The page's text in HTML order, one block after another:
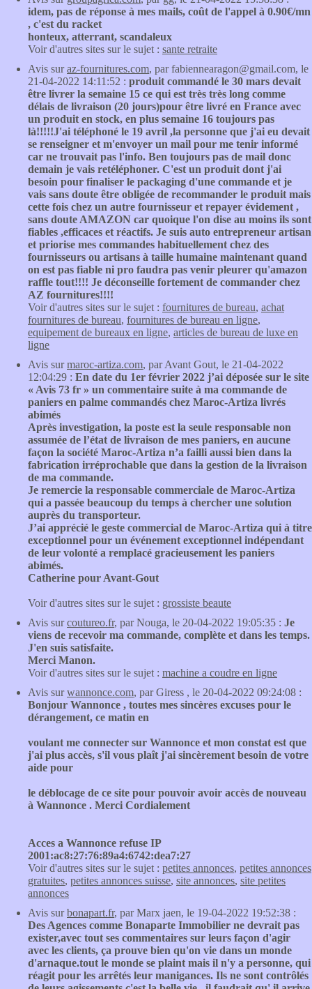
idem, pas de réponse à mes mails, coût de l'appel à 0.90€/mn
, c'est du racket
honteux, atterrant, scandaleux
Voir d'autres sites sur le sujet : sante retraite
Avis suraz-fournitures.com, par fabiennearagon@gmail.com, le
21-04-2022 14:11:52 : produit commandé le 30 mars devait
être livrer la semaine 15 ce qui est très très long comme
délais de livraison (20 jours)pour être livré en France avec
un produit en stock, en plus semaine 16 toujours pas
là!!!!!J'ai téléphoné le 19 avril ,la personne que j'ai eu devait
se renseigner et m'envoyer un mail pour me tenir informé
car ne trouvait pas l'info. Ben toujours pas de mail donc
demain je vais retéléphoner. C'est un produit dont j'ai
besoin pour finaliser le packaging d'une commande et je
vais sans doute être obligée de recommander le produit mais
cette fois chez un autre fournisseur et repayer évidement ,
sans doute AMAZON car quoique l'on dise au moins ils sont
fiables ,efficaces et réactifs. Je suis auto entrepreneur artisan
et priorise mes commandes habituellement chez des
fournisseurs ou artisans à taille humaine maintenant quand
on est pas fiable ni pro faudra pas venir pleurer qu'amazon
raffle tout!!!! Je déconseille fortement de commander chez
AZ fournitures!!!!
Voir d'autres sites sur le sujet : fournitures de bureau, achat
fournitures de bureau, fournitures de bureau en ligne,
equipement de bureaux en ligne, articles de bureau de luxe en
ligne
Avis surmaroc-artiza.com, par Avant Gout, le 21-04-2022
12:04:29 : En date du 1er février 2022 j’ai déposée sur le site
« Avis 73 fr » un commentaire suite à ma commande de
paniers en palme commandés chez Maroc-Artiza livrés
abimés
Après investigation, la poste est la seule responsable non
assumée de l’état de livraison de mes paniers, en aucune
façon la société Maroc-Artiza n’a failli aussi bien dans la
fabrication irréprochable que dans la gestion de la livraison
de ma commande.
Je remercie la responsable commerciale de Maroc-Artiza
qui a passée beaucoup du temps à chercher une solution
auprès du transporteur.
J’ai apprécié le geste commercial de Maroc-Artiza qui à titre
exceptionnel pour un événement exceptionnel indépendant
de leur volonté a remplacé gracieusement les paniers
abimés.
Catherine pour Avant-Gout
Voir d'autres sites sur le sujet : grossiste beaute
Avis surcoutureo.fr, par Nouga, le 20-04-2022 19:05:35 : Je
viens de recevoir ma commande, complète et dans les temps.
J'en suis satisfaite.
Merci Manon.
Voir d'autres sites sur le sujet : machine a coudre en ligne
Avis surwannonce.com, par Giress , le 20-04-2022 09:24:08 :
Bonjour Wannonce , toutes mes sincères excuses pour le
dérangement, ce matin en
voulant me connecter sur Wannonce et mon constat est que
j'ai plus accès, s'il vous plaît j'ai sincèrement besoin de votre
aide pour
le déblocage de ce site pour pouvoir avoir accès de nouveau
à Wannonce . Merci Cordialement
Acces a Wannonce refuse IP
2001:ac8:27:76:89a4:6742:dea7:27
Voir d'autres sites sur le sujet : petites annonces, petites annonces
gratuites, petites annonces suisse, site annonces, site petites
annonces
Avis surbonapart.fr, par Marx jaen, le 19-04-2022 19:52:38 :
Des Agences comme Bonaparte Immobilier ne devrait pas
exister,avec tout ses commentaires sur leurs façon d'agir
avec les clients, ça prouve bien qu'on vie dans un monde
d'arnaque.tout le monde se plaint mais il n'y a personne, qui
réagit pour les arrêtés leur manigances. Ils ne sont contrôlés